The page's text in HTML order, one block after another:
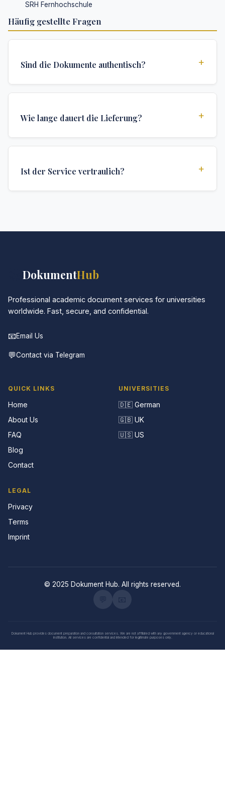
SRH Fernhochschule
Häufig gestellte Fragen
Sind die Dokumente authentisch? +
Sicherheitsmerkmale und Authentifizierungen, die für
Wie lange dauert die Lieferung? +
Die genaue Lieferzeit hängt von Ihrem Standort und
Ist der Service vertraulich? +
DokumentHub
Professional academic document services for universities
worldwide. Fast, secure, and confidential.
📧Email Us
💬Contact via Telegram
QUICK LINKS
Home
About Us
FAQ
Blog
Contact
UNIVERSITIES
🇩🇪 German
🇬🇧 UK
🇺🇸 US
LEGAL
Privacy
Terms
Imprint
© 2025 Dokument Hub. All rights reserved.
Dokument Hub provides document preparation and consultation services. We are not affiliated with any government agency or educational
institution. All services are confidential and intended for legitimate purposes only.